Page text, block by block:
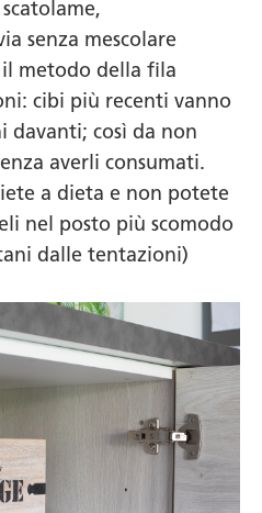
senza mescolare
metodo della fila
cibi più recenti vanno
davanti; così da non
averli consumati.
a dieta e non potete
nel posto più scomodo
dalle tentazioni)